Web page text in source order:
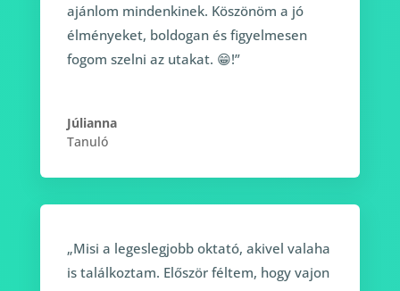
ajánlom mindenkinek. Köszönöm a jó
élményeket, boldogan és figyelmesen
fogom szelni az utakat. 😁!”
Júlianna
Tanuló
„Misi a legeslegjobb oktató, akivel valaha
is találkoztam. Először féltem, hogy vajon